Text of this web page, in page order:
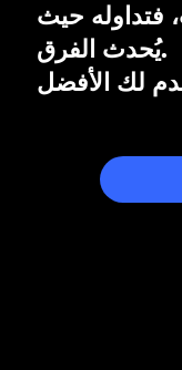
فتداوله حيث
يُحدث الفرق.